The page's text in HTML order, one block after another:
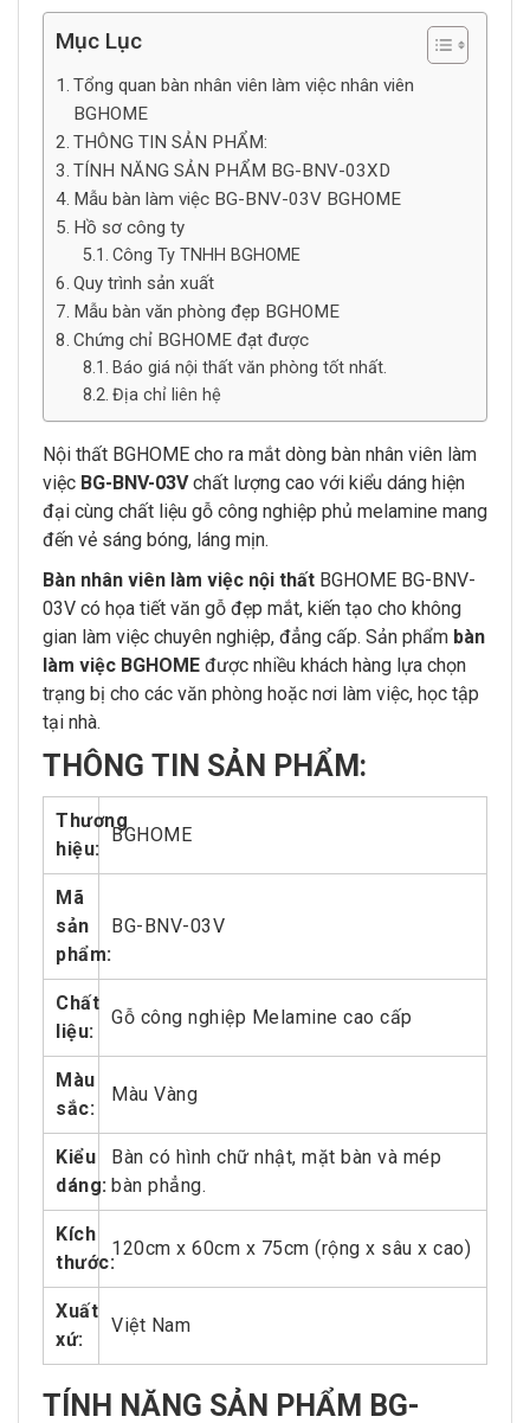
Mục Lục
Tổng quan bàn nhân viên làm việc nhân viên
BGHOME
THÔNG TIN SẢN PHẨM:
TÍNH NĂNG SẢN PHẨM BG-BNV-03XD
Mẫu bàn làm việc BG-BNV-03V BGHOME
Hồ sơ công ty
Công Ty TNHH BGHOME
Quy trình sản xuất
Mẫu bàn văn phòng đẹp BGHOME
Chứng chỉ BGHOME đạt được
Báo giá nội thất văn phòng tốt nhất.
Địa chỉ liên hệ
Nội thất BGHOME cho ra mắt dòng bàn nhân viên làm
việc BG-BNV-03Vchất lượng cao với kiểu dáng hiện
đại cùng chất liệu gỗ công nghiệp phủ melamine mang
đến vẻ sáng bóng, láng mịn.
Bàn nhân viên làm việc nội thất BGHOME BG-BNV-
03V có họa tiết văn gỗ đẹp mắt, kiến tạo cho không
gian làm việc chuyên nghiệp, đẳng cấp. Sản phẩm bàn
làm việc BGHOME được nhiều khách hàng lựa chọn
trạng bị cho các văn phòng hoặc nơi làm việc, học tập
tại nhà.
THÔNG TIN SẢN PHẨM:
Thương
hiệu:
BGHOME
Mã
sản
phẩm:
BG-BNV-03V
Chất
liệu:
Gỗ công nghiệp Melamine cao cấp
Màu
sắc:
Màu Vàng
Kiểu
dáng:
Bàn có hình chữ nhật, mặt bàn và mép
bàn phẳng.
Kích
thước:
120cm x 60cm x 75cm (rộng x sâu x cao)
Xuất
xứ:
Việt Nam
TÍNH NĂNG SẢN PHẨM BG-